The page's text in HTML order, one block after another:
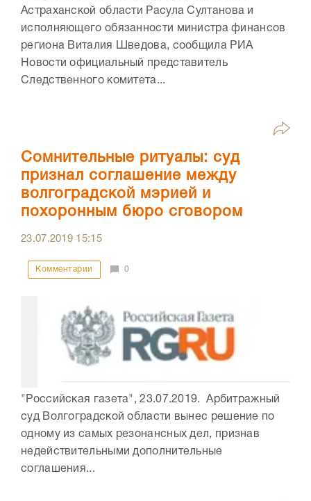
Астраханской области Расула Султанова и
исполняющего обязанности министра финансов
региона Виталия Шведова, сообщила РИА
Новости официальный представитель
Следственного комитета...
Сомнительные ритуалы: суд
признал соглашение между
волгоградской мэрией и
похоронным бюро сговором
23.07.2019 15:15
Комментарии 0
"Российская газета", 23.07.2019. Арбитражный
суд Волгоградской области вынес решение по
одному из самых резонансных дел, признав
недействительными дополнительные
соглашения...